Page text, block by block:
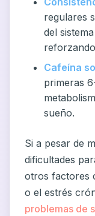
regulares
del
Cafeína
primeras
sueño.
Si a pesar de
dificultades
otros factores
o el estrés
problemas de